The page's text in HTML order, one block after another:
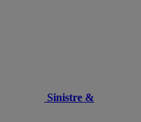
Sinistre &